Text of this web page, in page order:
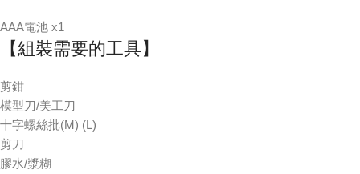
AAA電池 x1
【組裝需要的工具】
剪鉗
模型刀/美工刀
十字螺絲批(M) (L)
剪刀
膠水/漿糊